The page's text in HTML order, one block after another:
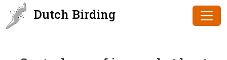
Dutch Birding